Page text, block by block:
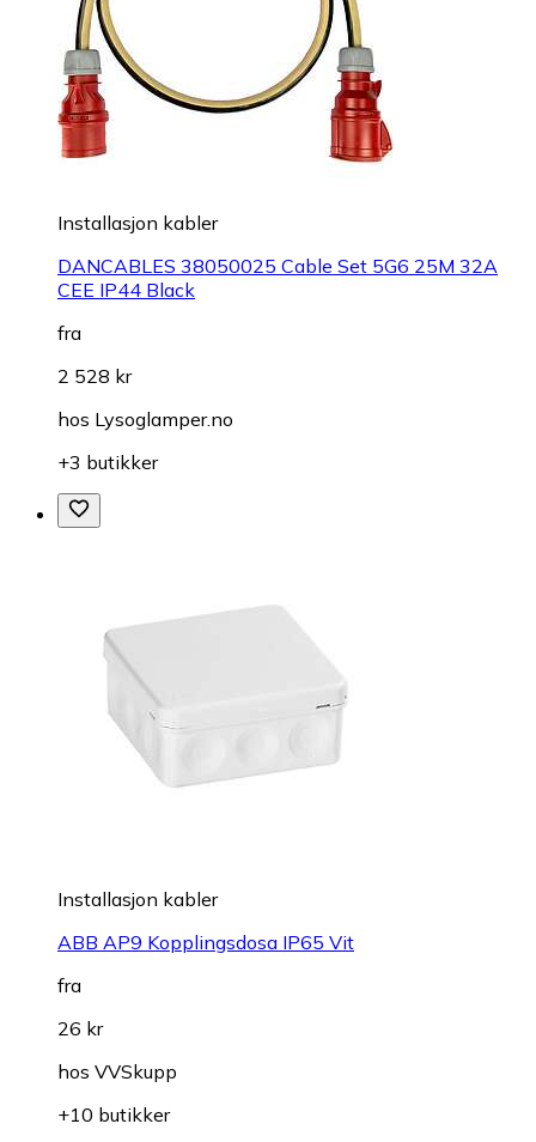
Installasjon kabler
DANCABLES 38050025 Cable Set 5G6 25M 32A
CEE IP44 Black
fra
2 528 kr
hos Lysoglamper.no
+3 butikker
Installasjon kabler
ABB AP9 Kopplingsdosa IP65 Vit
fra
26 kr
hos VVSkupp
+10 butikker